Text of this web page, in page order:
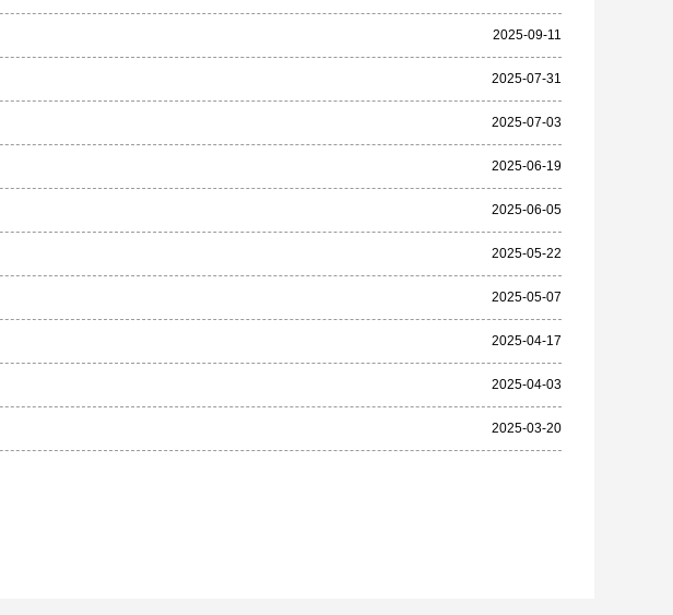
2025-09-11
2025-07-31
2025-07-03
2025-06-19
2025-06-05
2025-05-22
2025-05-07
2025-04-17
2025-04-03
2025-03-20